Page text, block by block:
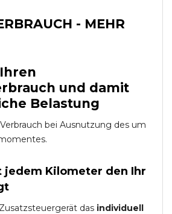
- MEHR
und damit
Belastung
bei Ausnutzung des um
jedem Kilometer den Ihr
das individuell